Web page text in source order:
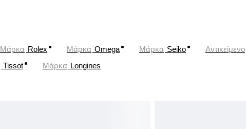
Μάρκα Rolex Μάρκα Omega Μάρκα Seiko Αντικείμενο
Tissot Μάρκα Longines